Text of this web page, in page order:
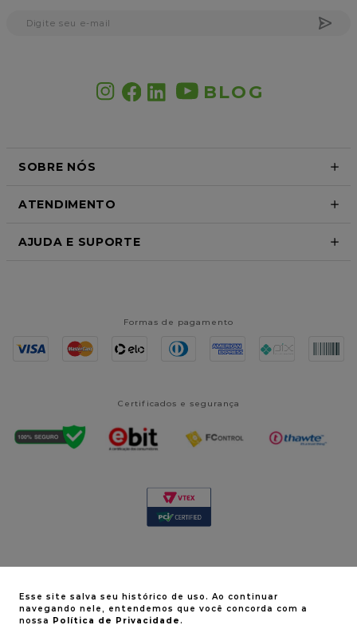
BLOG
SOBRE NÓS
ATENDIMENTO
AJUDA E SUPORTE
Formas de pagamento
Certificados e segurança
© Vitaderm 2024. Todos os direitos reservados | CNPJ:
08.518.237/0001-70
Esse site salva seu histórico de uso. Ao continuar
navegando nele, entendemos que você concorda com a
nossa Política de Privacidade.